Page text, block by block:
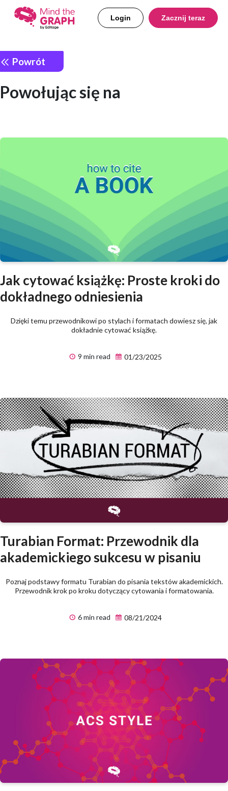
Login Zacznij teraz
Powrót
Powołując się na
Jak cytować książkę: Proste kroki do
dokładnego odniesienia
Dzięki temu przewodnikowi po stylach i formatach dowiesz się, jak
dokładnie cytować książkę.
9 min read 01/23/2025
Turabian Format: Przewodnik dla
akademickiego sukcesu w pisaniu
Poznaj podstawy formatu Turabian do pisania tekstów akademickich.
Przewodnik krok po kroku dotyczący cytowania i formatowania.
6 min read 08/21/2024